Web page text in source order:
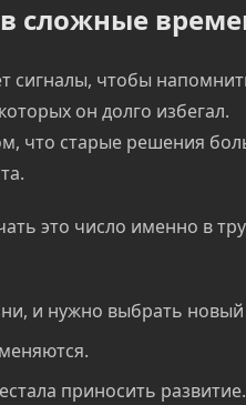
сложные
сигналы, чтобы
он долго избегал.
что старые решения
это число именно в
и нужно выбрать новый
приносить развитие.